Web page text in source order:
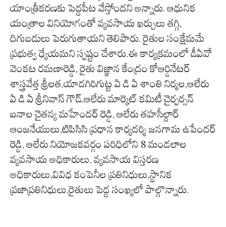
యాంత్రీకరణకు పెద్దపీట వేస్తోందని అన్నారు. ఆధునిక
యంత్రాల వినియోగంతో వ్యవసాయ ఖర్చులు తగ్గి,
దిగుబడులు పెరుగుతాయని తెలిపారు. రైతుల సంక్షేమమే
ప్రభుత్వ ధ్యేయమని స్పష్టం చేశారు.ఈ కార్యక్రమంలో డీఏవో
వెంకట రమణారెడ్డి, రైతు విజ్ఞాన కేంద్రం కోఆర్డినేటర్
శాస్త్రవేత్త శ్రీలత,యాదగిరిగుట్ట ఏ డి ఏ శాంతి నిర్మల,ఆలేరు
ఏ డి ఏ శ్రీనివాస్ గౌడ్,ఆలేరు మార్కెట్ కమిటీ చైర్పర్సన్
ఐనాల చైతన్య మహేందర్ రెడ్డి, ఆలేరు తహసీల్దార్
ఆంజనేయులు,టిపిసిసి ప్రధాన కార్యదర్శి జనగామ ఉపేందర్
రెడ్డి, ఆలేరు నియోజకవర్గం పరిధిలోని 8 మండలాల
వ్యవసాయ అధికారులు, వ్యవసాయ విస్తరణ
అధికారులు,వివిధ కంపెనీల ప్రతినిధులు,స్థానిక
ప్రజాప్రతినిధులు,రైతులు పెద్ద సంఖ్యలో పాల్గొన్నారు.